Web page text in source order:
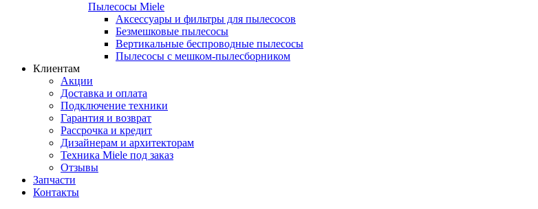
Пылесосы Miele
Аксессуары и фильтры для пылесосов
Безмешковые пылесосы
Вертикальные беспроводные пылесосы
Пылесосы с мешком-пылесборником
Клиентам
Акции
Доставка и оплата
Подключение техники
Гарантия и возврат
Рассрочка и кредит
Дизайнерам и архитекторам
Техника Miele под заказ
Отзывы
Запчасти
Контакты